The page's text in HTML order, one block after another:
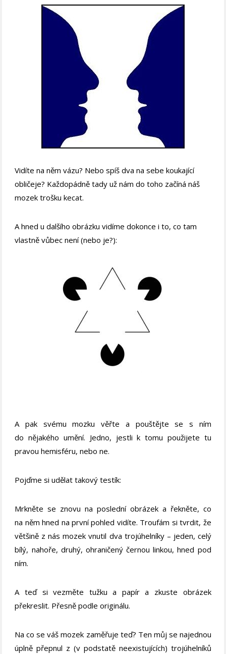
Vidíte na něm vázu? Nebo spíš dva na sebe koukající
obličeje? Každopádně tady už nám do toho začíná náš
mozek trošku kecat.
A hned u dalšího obrázku vidíme dokonce i to, co tam
vlastně vůbec není (nebo je?):
A pak svému mozku věřte a pouštějte se s ním
do nějakého umění. Jedno, jestli k tomu použijete tu
pravou hemisféru, nebo ne.
Pojďme si udělat takový testík:
Mrkněte se znovu na poslední obrázek a řekněte, co
na něm hned na první pohled vidíte. Troufám si tvrdit, že
většině z nás mozek vnutil dva trojúhelníky – jeden, celý
bílý, nahoře, druhý, ohraničený černou linkou, hned pod
ním.
A teď si vezměte tužku a papír a zkuste obrázek
překreslit. Přesně podle originálu.
Na co se váš mozek zaměřuje teď? Ten můj se najednou
úplně přepnul z (v podstatě neexistujících) trojúhelníků